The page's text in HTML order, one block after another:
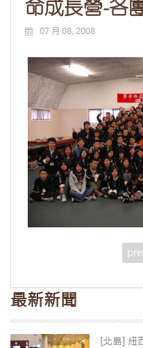
命成長營-各
07 月 08, 2008
最新新聞
[北島] 紐